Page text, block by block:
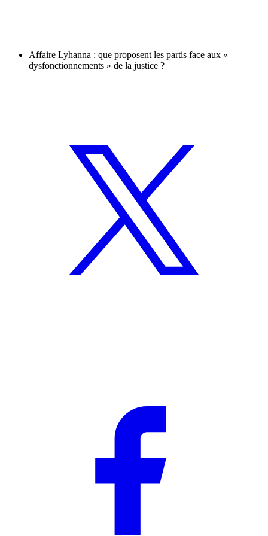
Affaire Lyhanna : que proposent les partis face aux «
dysfonctionnements » de la justice ?